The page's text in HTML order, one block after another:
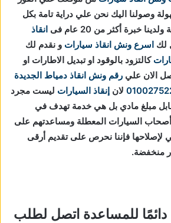
وصولنا اليك نحن علي دراية تامة بكل
خبرة أكثر من 20 عام فى
انقاذ
لك اسرع ونش انقاذ سيارات و نقدم لك
كالتزود بالوقود او تبديل الاطارات او
الان علي رقم ونش انقاذ دمياط الجديدة
لان إنقاذ السيارات ليست مجرد
مبلغ مادي بل هي خدمة تهدف في
أصحاب السيارات المعطلة ومساعدتهم على
لإصلاحها فإننا نحرص على تقديم أرقى
منخفضة.
للمساعدة اتصل لطلب